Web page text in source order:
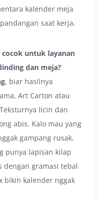
kalender meja
saat kerja.
cocok untuk layanan
dan meja?
, biar hasilnya
Art Carton atau
licin dan
abis. Kalo mau yang
gampang rusak,
punya lapisan kilap
dengan gramasi tebal
bikin kalender nggak